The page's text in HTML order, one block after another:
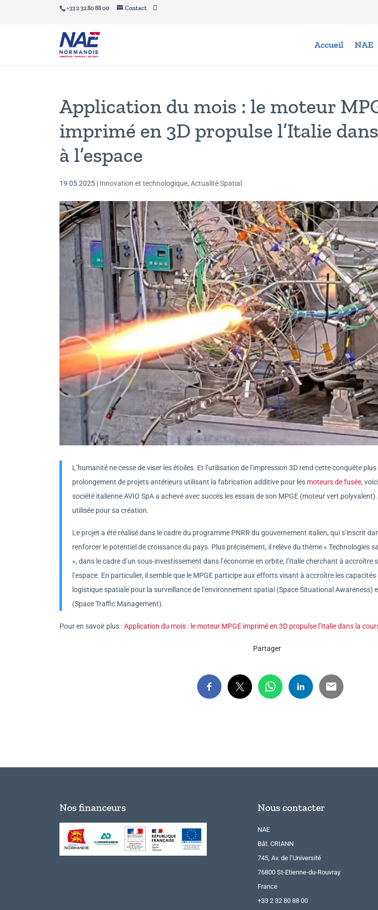
+33 2 32 80 88 00 Contact
Accueil NAE
Application du mois : le moteur
imprimé en 3D propulse l’Italie
à l’espace
19 05 2025 | Innovation et technologique, Actualité Spatial
L’humanité ne cesse de viser les étoiles. Et l’utilisation de l’impression 3D rend cette conquête
prolongement de projets antérieurs utilisant la fabrication additive pour les moteurs de fusée,
société italienne AVIO SpA a achevé avec succès les essais de son MPGE (moteur vert
utilisée pour sa création.
Le projet a été réalisé dans le cadre du programme PNRR du gouvernement italien, qui s’inscrit
renforcer le potentiel de croissance du pays. Plus précisément, il relève du thème « Technologies
», dans le cadre d’un sous-investissement dans l’économie en orbite, l’Italie cherchant à accroître
l’espace. En particulier, il semble que le MPGE participe aux efforts visant à accroître les capacités
logistique spatiale pour la surveillance de l’environnement spatial (Space Situational Awareness)
(Space Traffic Management).
Pour en savoir plus :Application du mois : le moteur MPGE imprimé en 3D propulse l’Italie dans la
Partager
Nos financeurs Nous contacter
NAE
Bât. CRIANN
745, Av. de l’Université
76800 St-Etienne-du-Rouvray
France
+33 2 32 80 88 00